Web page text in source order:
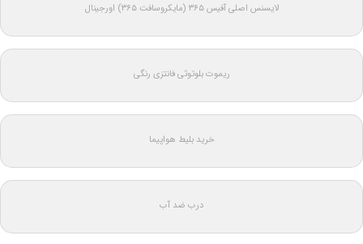
لایسنس اصلی آفیس ۳۶۵ (مایکروسافت ۳۶۵) اورجینال
ریموت بلوتوثی فانتزی رنگی
خرید بلیط هواپیما
درب ضد آب